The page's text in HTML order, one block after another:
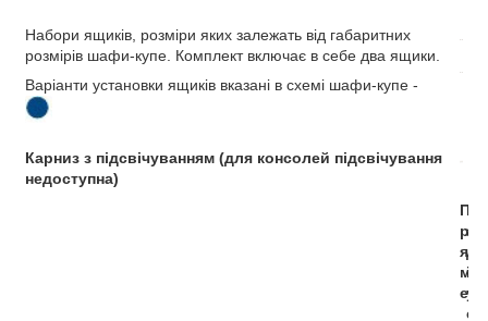
Набори ящиків, розміри яких залежать від габаритних
розмірів шафи-купе. Комплект включає в себе два ящики.
Варіанти установки ящиків вказані в схемі шафи-купе -
Карниз з підсвічуванням (для консолей підсвічування
недоступна)
П
р
я
м
е
Р
а
д
і
у
с